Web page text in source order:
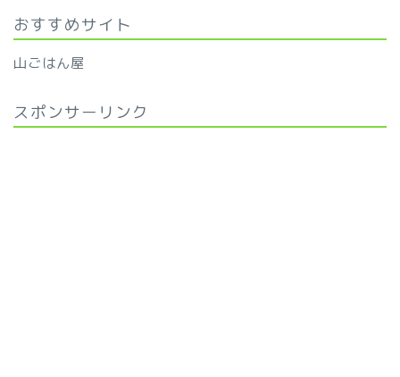
おすすめサイト
山ごはん屋
スポンサーリンク